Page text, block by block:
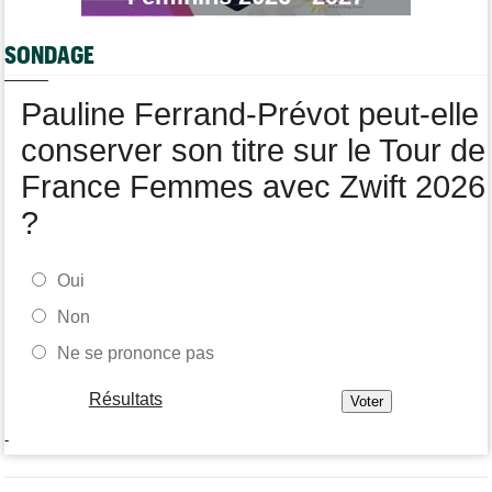
Tour de Pologne
Jan Christen : "J'aurais aussi pu gagner au sprint..."
Transfert
SONDAGE
Pauline Ferrand-Prévot peut-elle
conserver son titre sur le Tour de
France Femmes avec Zwift 2026
?
Oui
Non
Ne se prononce pas
Résultats
-